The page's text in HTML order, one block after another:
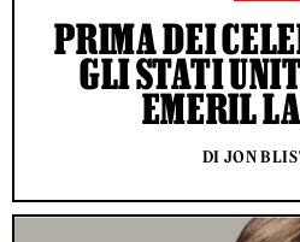
PRIMA DEI
GLI STATI
EMERIL
DI JON